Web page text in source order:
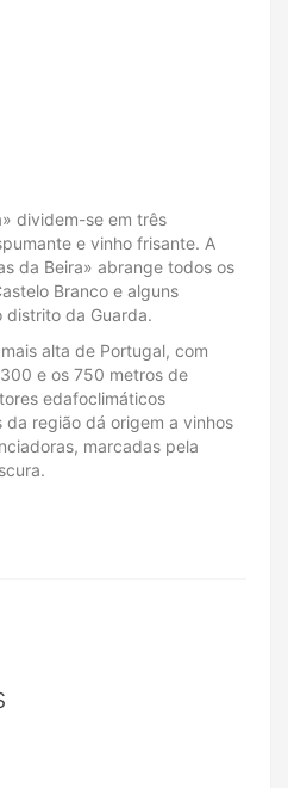
dividem-se em três
e vinho frisante. A
da Beira» abrange todos os
Branco e alguns
distrito da Guarda.
alta de Portugal, com
e os 750 metros de
edafoclimáticos
região dá origem a vinhos
marcadas pela